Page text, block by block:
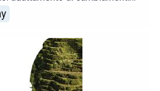
dei cambiamenti climatici,
infrastrutture verdi e blu,
Strumento di finanziamento del